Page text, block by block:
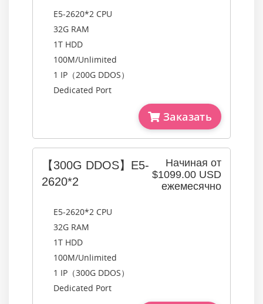
E5-2620*2 CPU
32G RAM
1T HDD
100M/Unlimited
1 IP（200G DDOS）
Dedicated Port
Заказать
Начиная от
$1099.00 USD
ежемесячно
【300G DDOS】E5-
2620*2
E5-2620*2 CPU
32G RAM
1T HDD
100M/Unlimited
1 IP（300G DDOS）
Dedicated Port